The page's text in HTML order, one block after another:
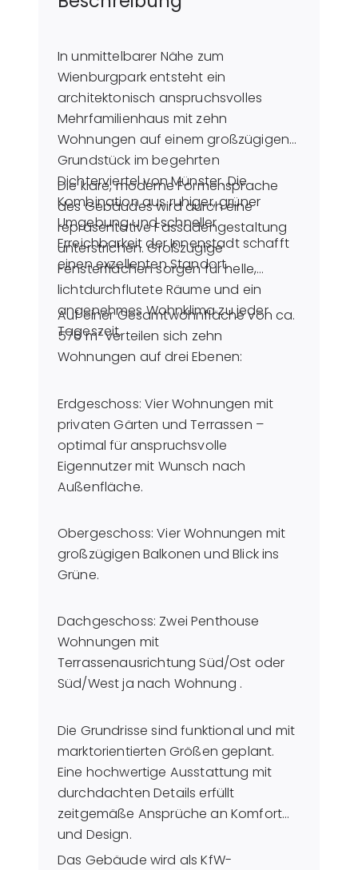
In unmittelbarer Nähe zum
Wienburgpark entsteht ein
architektonisch anspruchsvolles
Mehrfamilienhaus mit zehn
Wohnungen auf einem großzügigen
Grundstück im begehrten
Dichterviertel von Münster. Die
Kombination aus ruhiger, grüner
Umgebung und schneller
Erreichbarkeit der Innenstadt schafft
einen exzellenten Standort.
Die klare, moderne Formensprache
des Gebäudes wird durch eine
repräsentative Fassadengestaltung
unterstrichen. Großzügige
Fensterflächen sorgen für helle,
lichtdurchflutete Räume und ein
angenehmes Wohnklima zu jeder
Tageszeit.
Auf einer Gesamtwohnfläche von ca.
576 m² verteilen sich zehn
Wohnungen auf drei Ebenen:
Erdgeschoss: Vier Wohnungen mit
privaten Gärten und Terrassen –
optimal für anspruchsvolle
Eigennutzer mit Wunsch nach
Außenfläche.
Obergeschoss: Vier Wohnungen mit
großzügigen Balkonen und Blick ins
Grüne.
Dachgeschoss: Zwei Penthouse
Wohnungen mit
Terrassenausrichtung Süd/Ost oder
Süd/West ja nach Wohnung .
Die Grundrisse sind funktional und mit
marktorientierten Größen geplant.
Eine hochwertige Ausstattung mit
durchdachten Details erfüllt
zeitgemäße Ansprüche an Komfort
und Design.
Das Gebäude wird als KfW-